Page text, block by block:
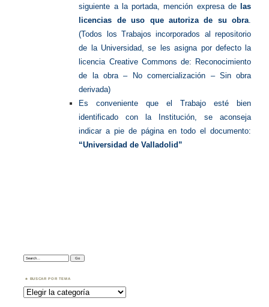
siguiente a la portada, mención expresa de
las
licencias de uso que autoriza de su obra.
(Todos los Trabajos incorporados al repositorio
de la Universidad, se les asigna por defecto la
licencia Creative Commons de: Reconocimiento
de la obra – No comercialización – Sin obra
derivada)
Es conveniente que el Trabajo esté bien
identificado con la Institución, se aconseja
indicar a pie de página en todo el documento:
“Universidad de Valladolid”
Search:
BUSCAR POR TEMA
Buscar
por
Tema